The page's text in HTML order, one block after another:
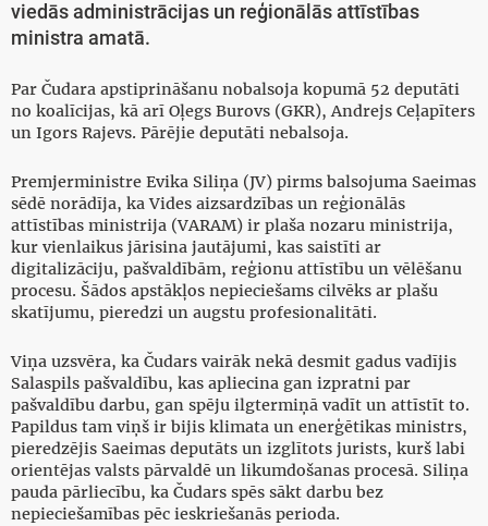
viedās administrācijas un reģionālās attīstības
ministra amatā.
Par Čudara apstiprināšanu nobalsoja kopumā 52 deputāti
no koalīcijas, kā arī Oļegs Burovs (GKR), Andrejs Ceļapīters
un Igors Rajevs. Pārējie deputāti nebalsoja.
Premjerministre Evika Siliņa (JV) pirms balsojuma Saeimas
sēdē norādīja, ka Vides aizsardzības un reģionālās
attīstības ministrija (VARAM) ir plaša nozaru ministrija,
kur vienlaikus jārisina jautājumi, kas saistīti ar
digitalizāciju, pašvaldībām, reģionu attīstību un vēlēšanu
procesu. Šādos apstākļos nepieciešams cilvēks ar plašu
skatījumu, pieredzi un augstu profesionalitāti.
Viņa uzsvēra, ka Čudars vairāk nekā desmit gadus vadījis
Salaspils pašvaldību, kas apliecina gan izpratni par
pašvaldību darbu, gan spēju ilgtermiņā vadīt un attīstīt to.
Papildus tam viņš ir bijis klimata un enerģētikas ministrs,
pieredzējis Saeimas deputāts un izglītots jurists, kurš labi
orientējas valsts pārvaldē un likumdošanas procesā. Siliņa
pauda pārliecību, ka Čudars spēs sākt darbu bez
nepieciešamības pēc ieskriešanās perioda.